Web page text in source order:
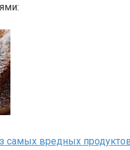
самых вредных